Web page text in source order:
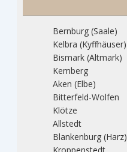
Bernburg (Saale)
Kelbra (Kyffhäuser)
Bismark (Altmark)
Kemberg
Aken (Elbe)
Bitterfeld-Wolfen
Klötze
Allstedt
Blankenburg (Harz)